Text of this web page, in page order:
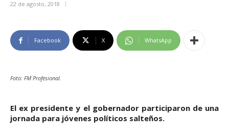
22 de agosto, 2018
Facebook X WhatsApp
Foto: FM Profesional.
El ex presidente y el gobernador participaron de una
jornada para jóvenes políticos salteños.